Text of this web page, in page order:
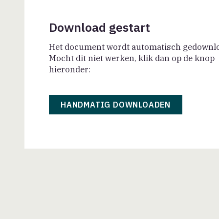
Download gestart
Het document wordt automatisch
Mocht dit niet werken, klik dan op de knop
hieronder:
HANDMATIG DOWNLOADEN